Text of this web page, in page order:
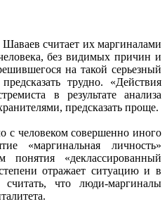
считает их маргиналами
без видимых причин и
на такой серьезный
трудно. «Действия
в результате анализа
предсказать проще.
с человеком совершенно иного
«маргинальная личность»
понятия «деклассированный
отражает ситуацию и в
что люди-маргиналы